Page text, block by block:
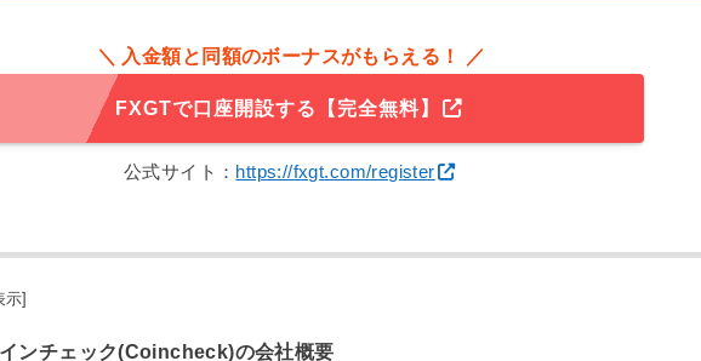
＼ 入金額と同額のボーナスがもらえる！ ／
FXGTで口座開設する【完全無料】
公式サイト： https://fxgt.com/register
示
ンチェック(Coincheck)の会社概要